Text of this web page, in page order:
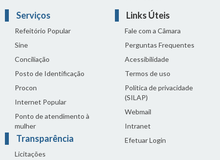
Serviços
Refeitório Popular
Sine
Conciliação
Posto de Identificação
Procon
Internet Popular
Ponto de atendimento à
mulher
Transparência
Licitações
Links Úteis
Fale com a Câmara
Perguntas Frequentes
Acessibilidade
Termos de uso
Política de privacidade
(SILAP)
Webmail
Intranet
Efetuar Login